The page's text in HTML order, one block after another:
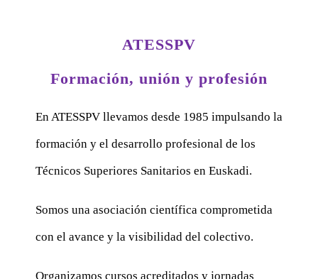
ATESSPV
Formación, unión y profesión
En ATESSPV llevamos desde 1985 impulsando la
formación y el desarrollo profesional de los
Técnicos Superiores Sanitarios en Euskadi.
Somos una asociación científica comprometida
con el avance y la visibilidad del colectivo.
Organizamos cursos acreditados y jornadas